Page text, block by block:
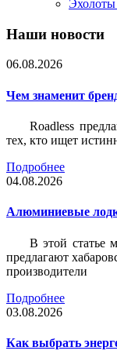
Эхолоты
Наши новости
06.08.2026
Чем знаменит
Roadless
тех, кто ищет
Подробнее
04.08.2026
Алюминиевые
В этой статье
предлагают
производители
Подробнее
03.08.2026
Как выбрать